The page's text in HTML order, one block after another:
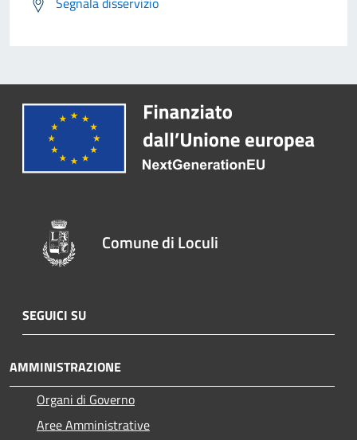
Comune di Loculi
SEGUICI SU
AMMINISTRAZIONE
Organi di Governo
Aree Amministrative